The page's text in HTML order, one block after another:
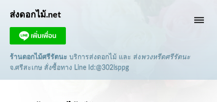
dehaze
ส่งดอกไม้.net
ร้านดอกไม้ศรีรัตนะ บริการส่งดอกไม้ และ ส่ง พวงหรีดศรีรัตนะ
จ.ศรีสะเกษ สั่งซื้อทาง Line Id:@302lsppg